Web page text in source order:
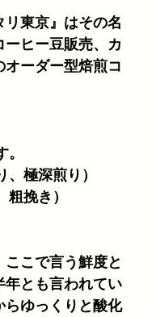
東京』はその名
ヒー豆販売、カ
ーダー型焙煎コ
極深煎り）
挽き）
こで言う鮮度と
年とも言われてい
らゆっくりと酸化